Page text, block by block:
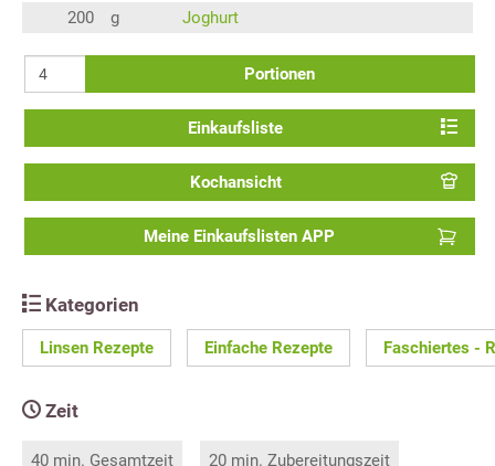
200
g Joghurt
Portionen
Einkaufsliste
Kochansicht
Meine Einkaufslisten APP
Kategorien
Linsen Rezepte Einfache Rezepte Faschiertes -
Zeit
40 min. Gesamtzeit 20 min. Zubereitungszeit